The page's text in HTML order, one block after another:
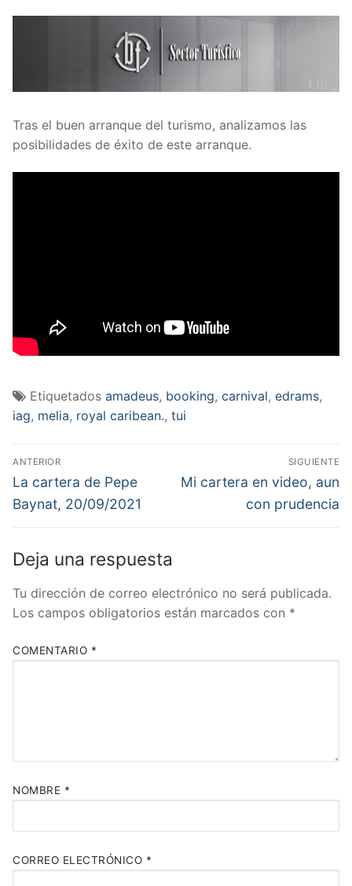
Tras el buen arranque del turismo, analizamos las
posibilidades de éxito de este arranque.
Etiquetados amadeus, booking, carnival, edrams,
iag, melia, royal caribean., tui
Navegación
de
entradas
ANTERIOR
Entrada
anterior:
La cartera de Pepe
Baynat, 20/09/2021
SIGUIENTE
Entrada
Mi cartera en video, aun
con prudencia
Deja una respuesta
Tu dirección de correo electrónico no será publicada.
Los campos obligatorios están marcados con *
COMENTARIO *
NOMBRE *
CORREO ELECTRÓNICO *